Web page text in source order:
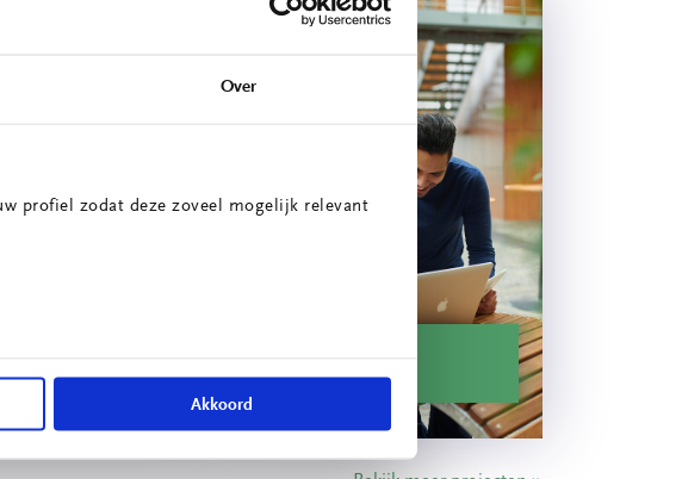
Over
profiel zodat deze zoveel mogelijk relevant
Akkoord